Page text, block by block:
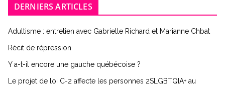
DERNIERS ARTICLES
Adultisme : entretien avec Gabrielle Richard et Marianne Chbat
Récit de répression
Y a-t-il encore une gauche québécoise ?
Le projet de loi C-2 affecte les personnes 2SLGBTQIA+ au